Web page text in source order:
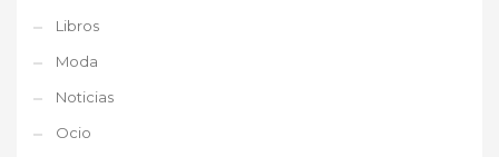
Libros
Moda
Noticias
Ocio